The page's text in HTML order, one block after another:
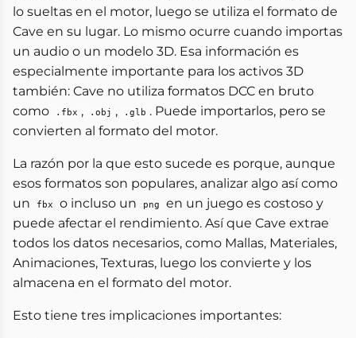
lo sueltas en el motor, luego se utiliza el formato de
Cave en su lugar. Lo mismo ocurre cuando importas
un audio o un modelo 3D. Esa información es
especialmente importante para los activos 3D
también: Cave no utiliza formatos DCC en bruto
como
.fbx , .obj , .glb . Puede importarlos, pero se
convierten al formato del motor.
La razón por la que esto sucede es porque, aunque
esos formatos son populares, analizar algo así como
un
fbx o incluso un png
en un juego es costoso y
puede afectar el rendimiento. Así que Cave extrae
todos los datos necesarios, como Mallas, Materiales,
Animaciones, Texturas, luego los convierte y los
almacena en el formato del motor.
Esto tiene tres implicaciones importantes: